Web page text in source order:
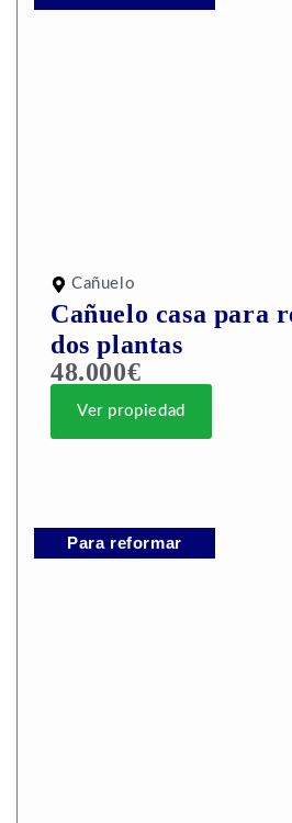
Cañuelo
Cañuelo casa para
dos plantas
48.000€
Ver propiedad
Para reformar